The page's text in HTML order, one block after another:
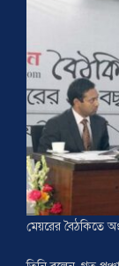
মেয়রের বৈঠকিতে